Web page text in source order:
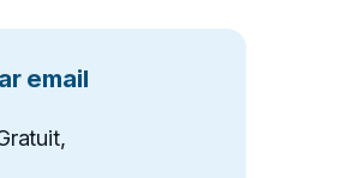
email